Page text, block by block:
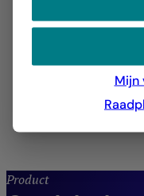
Systematische
activaklassen om
Product
Mijn